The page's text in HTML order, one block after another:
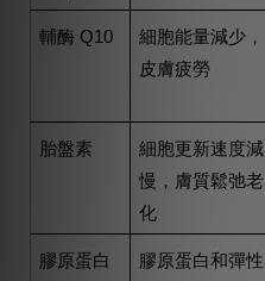
輔酶 Q10
細胞能量減少，
皮膚疲勞
胎盤素
細胞更新速度減
慢，膚質鬆弛老
化
膠原蛋白
膠原蛋白和彈性